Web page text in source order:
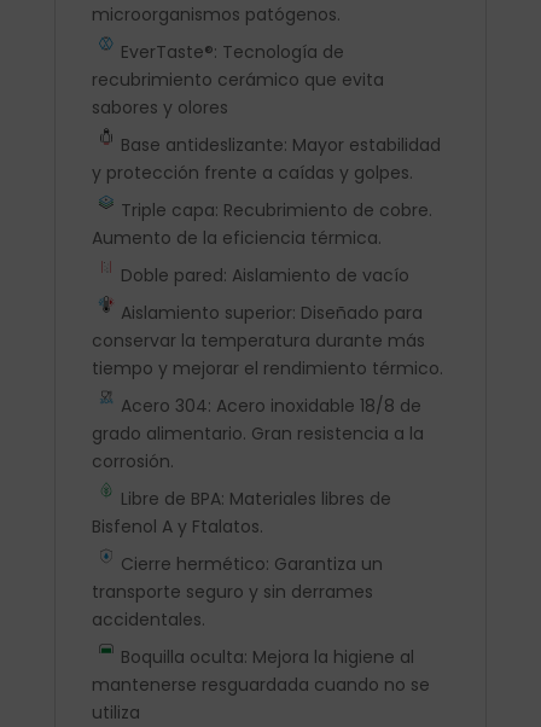
microorganismos patógenos.
EverTaste®: Tecnología de
recubrimiento cerámico que evita
sabores y olores
Base antideslizante: Mayor estabilidad
y protección frente a caídas y golpes.
Triple capa: Recubrimiento de cobre.
Aumento de la eficiencia térmica.
Doble pared: Aislamiento de vacío
Aislamiento superior: Diseñado para
conservar la temperatura durante más
tiempo y mejorar el rendimiento térmico.
Acero 304: Acero inoxidable 18/8 de
grado alimentario. Gran resistencia a la
corrosión.
Libre de BPA: Materiales libres de
Bisfenol A y Ftalatos.
Cierre hermético: Garantiza un
transporte seguro y sin derrames
accidentales.
Boquilla oculta: Mejora la higiene al
mantenerse resguardada cuando no se
utiliza